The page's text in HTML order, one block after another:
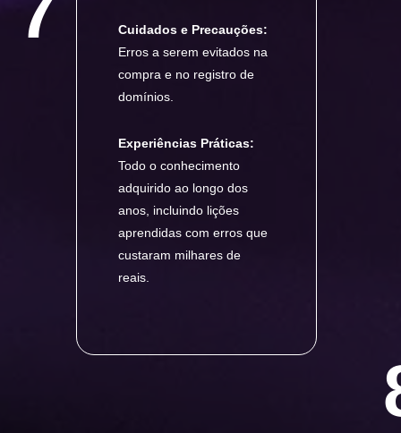
Cuidados e Precauções:
Erros a serem evitados na
compra e no registro de
domínios.
Experiências Práticas:
Todo o conhecimento
adquirido ao longo dos
anos, incluindo lições
aprendidas com erros que
custaram milhares de
reais.